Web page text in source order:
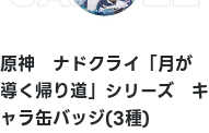
原神 ナドクライ「月が
導く帰り道」シリーズ キ
ャラ缶バッジ(3種)